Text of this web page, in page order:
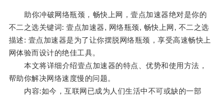
助你冲破网络瓶颈，畅快上网，壹点加速器绝对是你的
不二之选关键词: 壹点加速器, 网络瓶颈, 畅快上网, 不二之选
描述: 壹点加速器是为了让你摆脱网络瓶颈，享受高速畅快上
网体验而设计的绝佳工具。
本文将详细介绍壹点加速器的特点、优势和使用方法，
帮助你解决网络速度慢的问题。
内容:如今，互联网已成为人们生活中不可或缺的一部